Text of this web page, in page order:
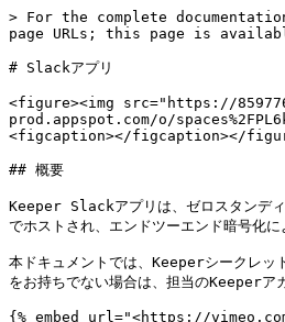
> For the complete documentation index, see [llms.txt](https://docs.keeper.io/llms.txt). Markdown versions of documentation pages are available by appending `.md` to page URLs; this page is available as [Markdown](https://docs.keeper.io/keeperpam/jp/secrets-manager/integrations/slack-app.md).

# Slackアプリ

<figure><img src="https://859776093-files.gitbook.io/~/files/v0/b/gitbook-x-prod.appspot.com/o/spaces%2FPL6k1aGsLiFiiJ3Y7zCl%2Fuploads%2F0lZ5yC6lyChDdPG3EdSE%2Fimage.png?alt=media&#x26;token=7249f7b4-63b3-4655-8d25-77b4e5d3a517" alt=""><figcaption></figcaption></figure>

## 概要

Keeper Slackアプリは、ゼロスタンディング特権の実現を支援し、認証情報に関するワークフローの申請および承認をSlack上で直接行えるようにします。Slackエージェントおよびコマンダーサービスモードはお客様環境でホストされ、エンドツーエンド暗号化によりゼロ知識が維持されます。

本ドキュメントでは、Keeperシークレットマネージャーを使用した簡易セットアップ方式によるKeeper Slackアプリのインストール方法を取り扱います。KeeperシークレットマネージャーまたはKeeperPAMのライセンスをお持ちでない場合は、担当のKeeperアカウントマネージャーまでお問い合わせください。

{% embed url="<https://vimeo.com/1164147517?fe=sh&fl=pl>" %}
Keeper Security Slack Appの概要 (英語)
{% endembed %}

## 機能

<table><thead><tr><th width="317.83984375">機能</th><th>説明</th></tr></thead><tbody><tr><td>レコードアクセス申請</td><td>Keeper内の特定のレコードに対して、理由、カスタム権限、アクセス期限を指定してアクセスを申請できます。標準のボルトレコードおよびKeeperPAMリソースが対象。対象となるPAMユーザーレコードでは、承認者が時間制限付きアクセスの期限切れ時に認証情報を自動ローテーションする設定も任意で可能です。</td></tr><tr><td>フォルダアクセス申請</td><td>特定のKeeper共有フォルダに対して、理由、カスタム権限、アクセス期限を指定してアクセスを申請できます。クラシック共有フォルダおよび階層型共有フォルダ (NSF) のロールベース権限に対応。PAMユーザーフォルダでは、期限切れ時に認証情報を自動ローテーションする設定も任意で可能です。</td></tr><tr><td>ワンタイム共有申請</td><td>ワンタイム共有、パスワードリセット、または動的パスワード生成を、自己消滅型の共有リンクで申請できます。ワンタイム共有は編集可能